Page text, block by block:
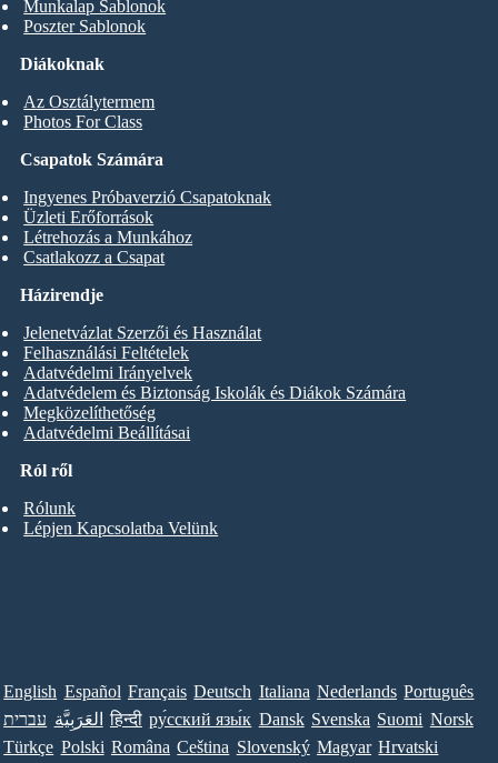
Diákoknak
Az Osztálytermem
Photos For Class
Munkalap Sablonok
Poszter Sablonok
Csapatok Számára
Ingyenes Próbaverzió Csapatoknak
Üzleti Erőforrások
Létrehozás a Munkához
Csatlakozz a Csapat
Ról ről
Rólunk
Lépjen Kapcsolatba Velünk
Házirendje
Jelenetvázlat Szerzői és Használat
Felhasználási Feltételek
Adatvédelmi Irányelvek
Adatvédelem és Biztonság Iskolák és Diákok Számára
Megközelíthetőség
Adatvédelmi Beállításai
English Español Français Deutsch Italiana Nederlands Português
עברית العَرَبِيَّة हिन्दी ру́сский язы́к Dansk Svenska Suomi Norsk
Türkçe Polski Româna Ceština Slovenský Magyar Hrvatski